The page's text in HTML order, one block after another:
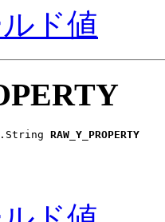
ド値
RAW_Y_PROPERTY